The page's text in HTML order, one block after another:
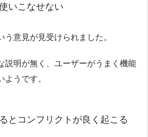
いこなせない
う意見が見受けられました。
説明が無く、ユーザーがうまく機能
うです。
とコンフリクトが良く起こる